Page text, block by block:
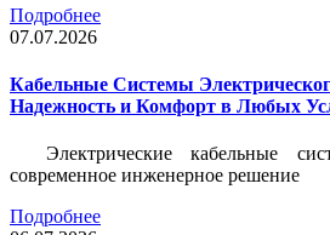
Подробнее
07.07.2026
Кабельные Системы
Надежность и Комфорт в Любых
Электрические кабельные
современное инженерное решение
Подробнее